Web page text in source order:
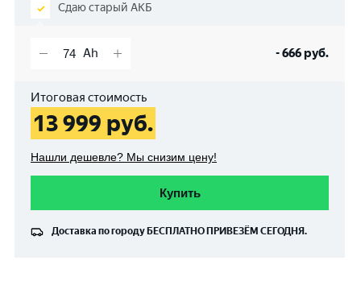
Сдаю старый АКБ
-666руб.
Итоговая стоимость
13 999 руб.
Нашли дешевле? Мы снизим цену!
Купить
Доставка по городу БЕСПЛАТНО ПРИВЕЗЁМ СЕГОДНЯ.